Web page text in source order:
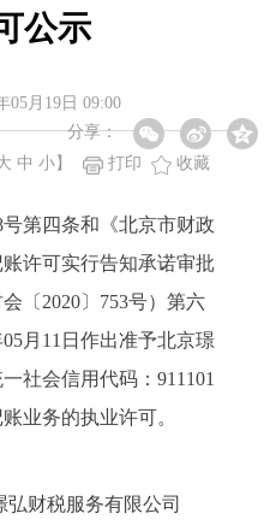
公示
月19日 09:00
分享：
中 小 】 打印 收藏
第四条和《北京市财政
许可实行告知承诺审批
〔2020〕753号）第六
月11日作出准予北京璟
社会信用代码：911101
业务的执业许可。
财税服务有限公司